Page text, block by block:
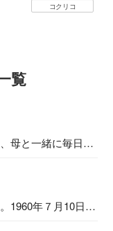
コクリコ
覧
母と一緒に毎日の
1960年７月10日生